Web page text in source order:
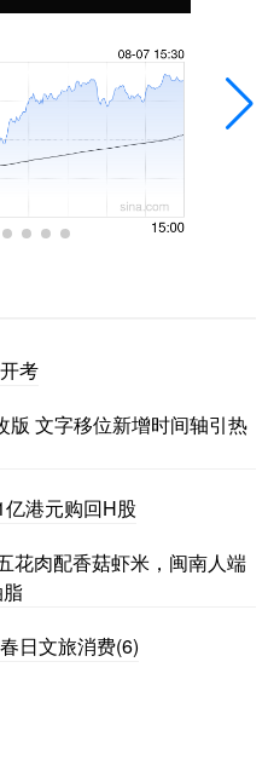
考
版 文字移位新增时间轴引热
港元购回H股
花肉配香菇虾米，闽南人端
日文旅消费(6)